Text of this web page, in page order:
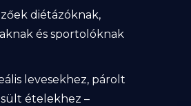
diétázóknak,
és sportolóknak
levesekhez, párolt
ételekhez –